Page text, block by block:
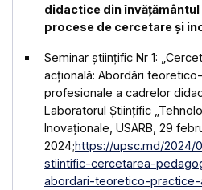
didactice din
procese de cercetare și
Seminar științific Nr 1:
acțională: Abordări
profesionale a cadrelor
Laboratorul Științific
Inovaționale, USARB, 29
2024;https://upsc.md/2024/
stiintific-cercetarea-
abordari-teoretico-